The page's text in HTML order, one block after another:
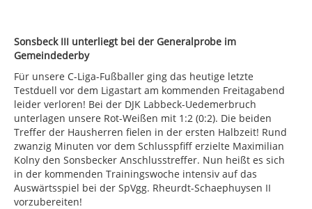
Sonsbeck III unterliegt bei der Generalprobe im
Gemeindederby
Für unsere C-Liga-Fußballer ging das heutige letzte
Testduell vor dem Ligastart am kommenden Freitagabend
leider verloren! Bei der DJK Labbeck-Uedemerbruch
unterlagen unsere Rot-Weißen mit 1:2 (0:2). Die beiden
Treffer der Hausherren fielen in der ersten Halbzeit! Rund
zwanzig Minuten vor dem Schlusspfiff erzielte Maximilian
Kolny den Sonsbecker Anschlusstreffer. Nun heißt es sich
in der kommenden Trainingswoche intensiv auf das
Auswärtsspiel bei der SpVgg. Rheurdt-Schaephuysen II
vorzubereiten!